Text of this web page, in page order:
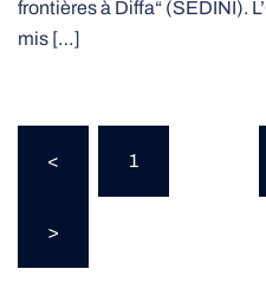
frontières à Diffa“ (SEDINI).
mis […]
des
publications
< 1
>